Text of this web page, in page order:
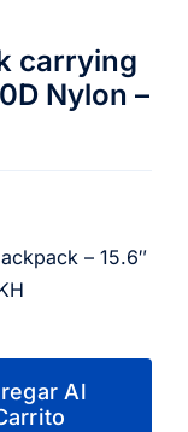
carrying
Nylon –
– 15.6″
Al